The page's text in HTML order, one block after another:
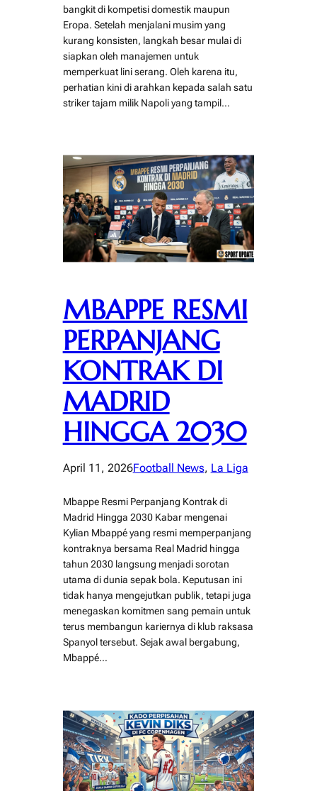
bangkit di kompetisi domestik maupun
Eropa. Setelah menjalani musim yang
kurang konsisten, langkah besar mulai di
siapkan oleh manajemen untuk
memperkuat lini serang. Oleh karena itu,
perhatian kini di arahkan kepada salah satu
striker tajam milik Napoli yang tampil…
MBAPPE RESMI
PERPANJANG
KONTRAK DI
MADRID
HINGGA 2030
April 11, 2026Football News, La Liga
Mbappe Resmi Perpanjang Kontrak di
Madrid Hingga 2030 Kabar mengenai
Kylian Mbappé yang resmi memperpanjang
kontraknya bersama Real Madrid hingga
tahun 2030 langsung menjadi sorotan
utama di dunia sepak bola. Keputusan ini
tidak hanya mengejutkan publik, tetapi juga
menegaskan komitmen sang pemain untuk
terus membangun kariernya di klub raksasa
Spanyol tersebut. Sejak awal bergabung,
Mbappé…